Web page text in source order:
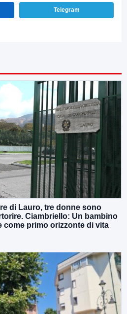
Telegram
di Lauro, tre donne sono
Ciambriello: Un bambino
come primo orizzonte di vita